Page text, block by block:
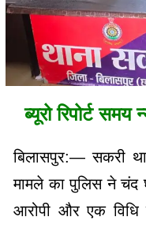
ब्यूरो रिपोर्ट समय
बिलासपुर:— सकरी
मामले का पुलिस ने
आरोपी और एक विधि